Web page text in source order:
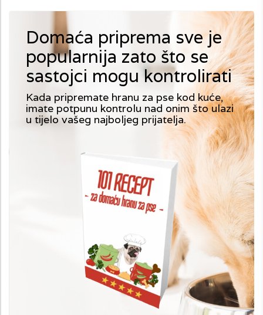
Domaća priprema sve je
popularnija zato što se
sastojci mogu kontrolirati
Kada pripremate hranu za pse kod kuće,
imate potpunu kontrolu nad onim što ulazi
u tijelo vašeg najboljeg prijatelja.